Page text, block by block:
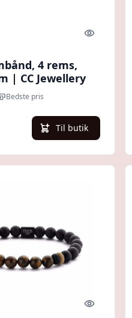
Quick look
4 rems,
| CC Jewellery
Bedste pris
Til butik
Quick look